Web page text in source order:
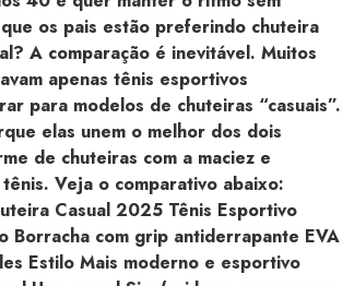
os pais estão preferindo chuteira
A comparação é inevitável. Muitos
apenas tênis esportivos
para modelos de chuteiras “casuais”.
elas unem o melhor dos dois
de chuteiras com a maciez e
Veja o comparativo abaixo:
Casual 2025 Tênis Esportivo
Borracha com grip antiderrapante EVA
Estilo Mais moderno e esportivo